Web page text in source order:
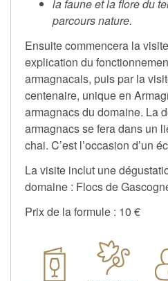
la faune et la flore du
parcours nature.
Ensuite commencera la
explication du
armagnacais, puis par la
centenaire, unique en
armagnacs du domaine. La
armagnacs se fera dans un
chai. C’est l’occasion d’un
La visite inclut une
domaine : Flocs de
Prix de la formule : 10 €